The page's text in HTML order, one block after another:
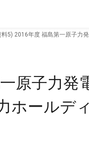
料5) 2016年度 福島第一原子力
原子力発
ホールデ